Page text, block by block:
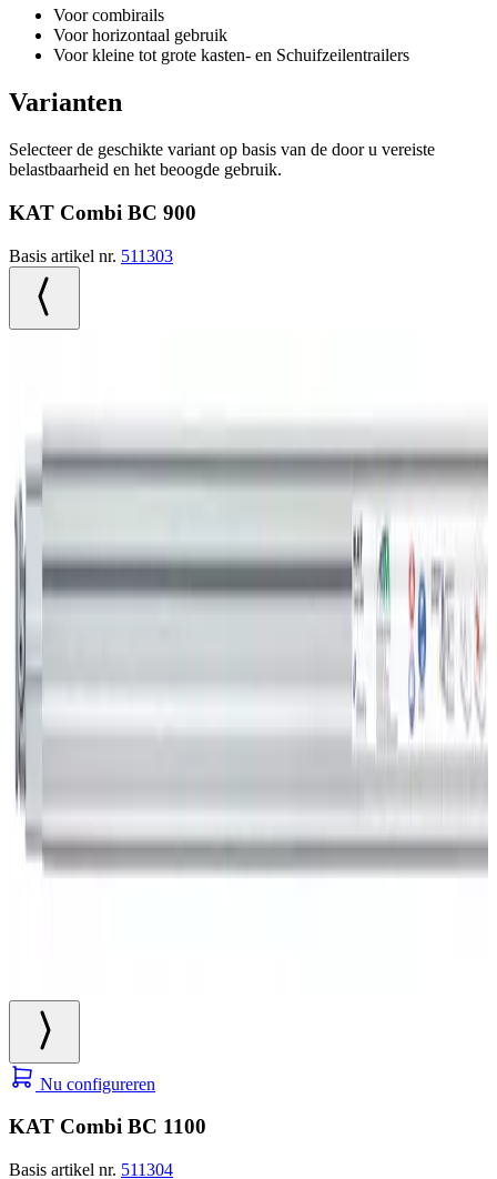
Voor combirails
Voor horizontaal gebruik
Voor kleine tot grote kasten- en Schuifzeilentrailers
Varianten
Selecteer de geschikte variant op basis van de door u vereiste
belastbaarheid en het beoogde gebruik.
KAT Combi BC 900
Basis artikel nr. 511303
Nu configureren
KAT Combi BC 1100
Basis artikel nr. 511304